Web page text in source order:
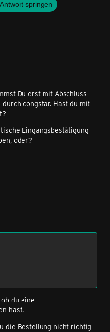
springen
Du erst mit Abschluss
durch congstar. Hast du mit
Eingangsbestätigung
oder?
du eine
hast.
die Bestellung nicht richtig